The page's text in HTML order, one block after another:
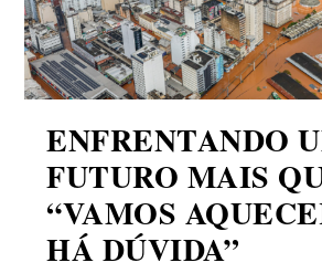
ENFRENTANDO
FUTURO MAIS
“VAMOS
HÁ DÚVIDA”